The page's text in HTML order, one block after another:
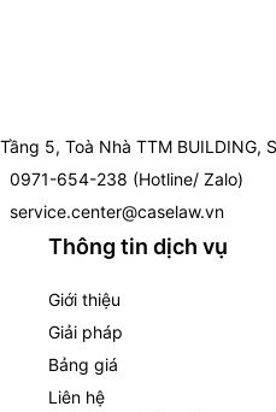
Tầng 5, Toà Nhà TTM BUILDING,
0971-654-238 (Hotline/ Zalo)
service.center@caselaw.vn
Thông tin dịch vụ
Giới thiệu
Giải pháp
Bảng giá
Liên hệ